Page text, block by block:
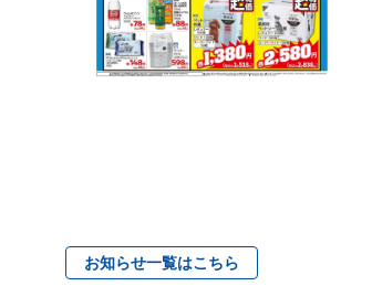
お知らせ一覧はこちら